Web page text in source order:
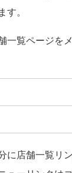
。
覧ページを
店舗一覧リ